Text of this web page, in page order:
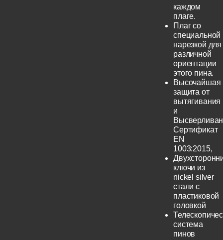
каждом
плаге.
Плаг со
специальной
нарезкой для
различной
ориентации
этого пина.
Высочайшая
защита от
вытягивания
и
Сертификат
EN
1003:2015,
ключи из
nickel silver
стали с
пластиковой
головкой
система
пинов